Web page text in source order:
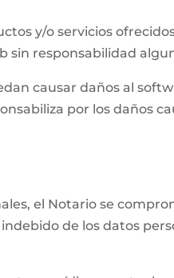
y/o servicios
sin responsabilidad
causar daños al
por los daños
el Notario se
de los datos